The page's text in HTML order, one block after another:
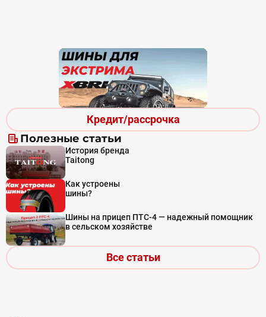
Кредит/рассрочка
Полезные статьи
История бренда
Taitong
Как устроены
шины?
Шины на прицеп ПТС-4 — надежный помощник
в сельском хозяйстве
Все статьи